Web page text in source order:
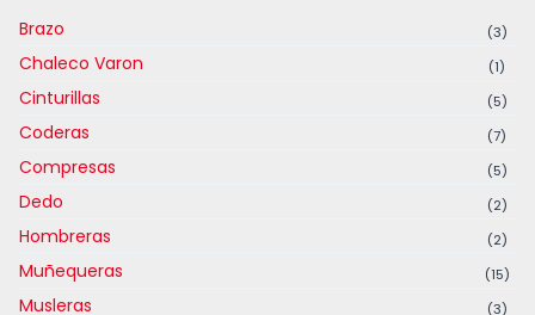
Brazo (3)
Chaleco Varon (1)
Cinturillas (5)
Coderas (7)
Compresas (5)
Dedo (2)
Hombreras (2)
Muñequeras (15)
Musleras (3)